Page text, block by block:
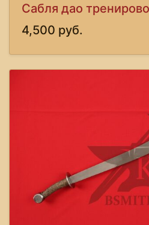
Сабля дао
4,500 руб.